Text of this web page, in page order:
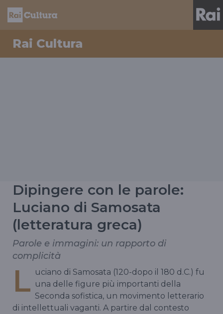
Rai Cultura
Dipingere con le parole:
Luciano di Samosata
(letteratura greca)
Parole e immagini: un rapporto di
complicità
L uciano di Samosata (120-dopo il 180 d.C.) fu
una delle figure più importanti della
Seconda sofistica, un movimento letterario
di intellettuali vaganti. A partire dal contesto